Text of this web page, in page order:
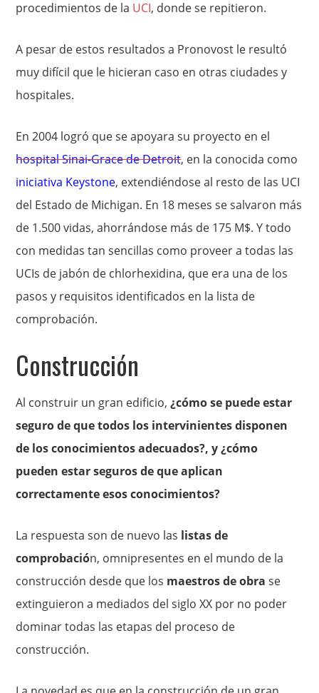
procedimientos de la UCI, donde se repitieron.
A pesar de estos resultados a Pronovost le resultó
muy difícil que le hicieran caso en otras ciudades y
hospitales.
En 2004 logró que se apoyara su proyecto en el
hospital Sinai-Grace de Detroit, en la conocida como
iniciativa Keystone, extendiéndose al resto de las UCI
del Estado de Michigan. En 18 meses se salvaron más
de 1.500 vidas, ahorrándose más de 175 M$. Y todo
con medidas tan sencillas como proveer a todas las
UCIs de jabón de chlorhexidina, que era una de los
pasos y requisitos identificados en la lista de
comprobación.
Construcción
Al construir un gran edificio, ¿cómo se puede estar
seguro de que todos los intervinientes disponen
de los conocimientos adecuados?, y ¿cómo
pueden estar seguros de que aplican
correctamente esos conocimientos?
La respuesta son de nuevo las listas de
comprobación, omnipresentes en el mundo de la
construcción desde que los maestros de obra se
extinguieron a mediados del siglo XX por no poder
dominar todas las etapas del proceso de
construcción.